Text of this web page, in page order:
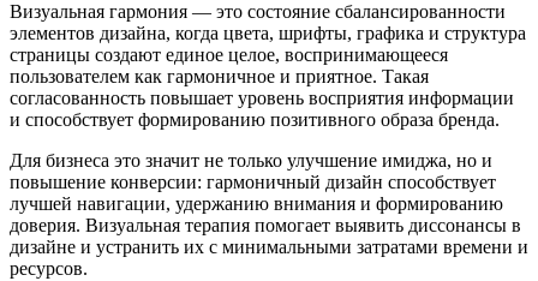
Визуальная гармония — это состояние сбалансированности
элементов дизайна, когда цвета, шрифты, графика и структура
страницы создают единое целое, воспринимающееся
пользователем как гармоничное и приятное. Такая
согласованность повышает уровень восприятия информации
и способствует формированию позитивного образа бренда.
Для бизнеса это значит не только улучшение имиджа, но и
повышение конверсии: гармоничный дизайн способствует
лучшей навигации, удержанию внимания и формированию
доверия. Визуальная терапия помогает выявить диссонансы в
дизайне и устранить их с минимальными затратами времени и
ресурсов.